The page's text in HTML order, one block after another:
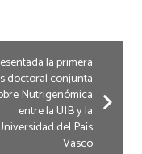
la primera
doctoral conjunta
Nutrigenómica
entre la UIB y la
del País
Vasco